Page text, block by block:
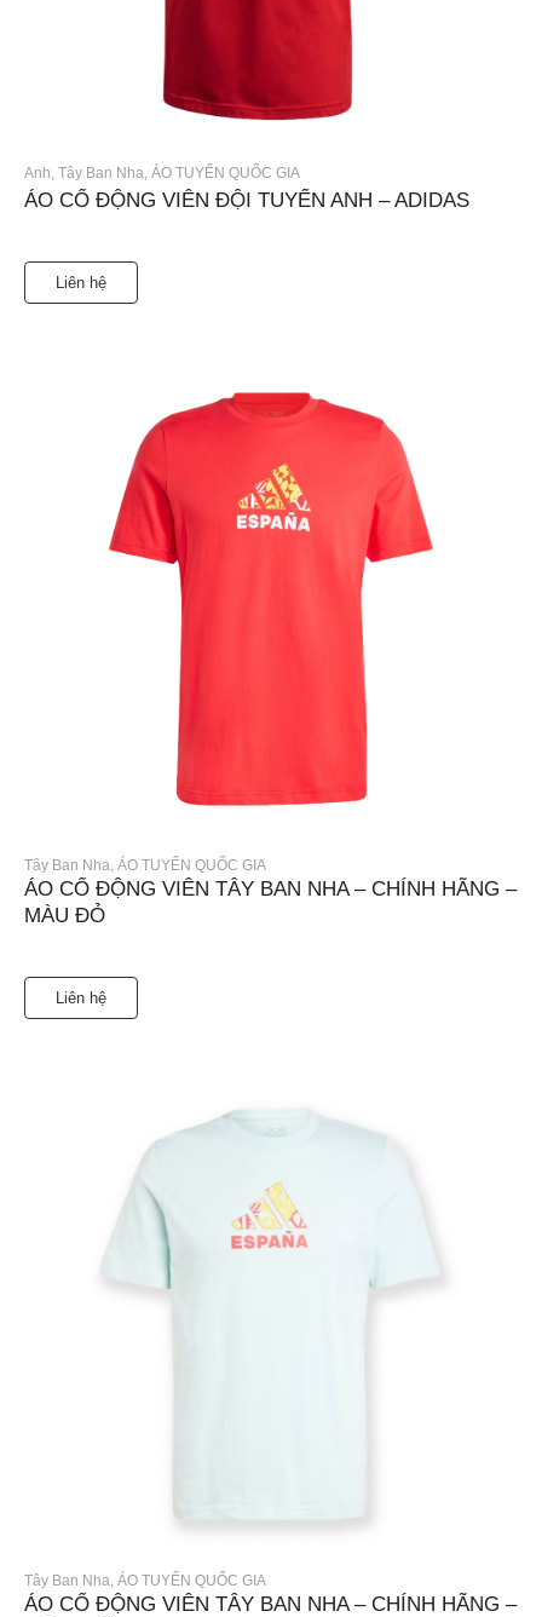
Anh, Tây Ban Nha, ÁO TUYỂN QUỐC GIA
ÁO CỔ ĐỘNG VIÊN ĐỘI TUYỂN ANH – ADIDAS
Liên hệ
Tây Ban Nha, ÁO TUYỂN QUỐC GIA
ÁO CỔ ĐỘNG VIÊN TÂY BAN NHA – CHÍNH HÃNG –
MÀU ĐỎ
Liên hệ
Tây Ban Nha, ÁO TUYỂN QUỐC GIA
ÁO CỔ ĐỘNG VIÊN TÂY BAN NHA – CHÍNH HÃNG –